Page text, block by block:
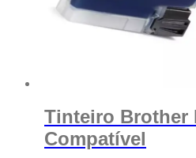
Tinteiro Brother
Compatível